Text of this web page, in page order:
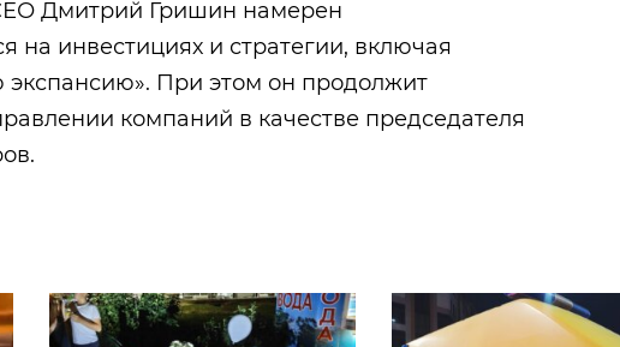
Дмитрий Гришин намерен
на инвестициях и стратегии, включая
При этом он продолжит
компаний в качестве председателя